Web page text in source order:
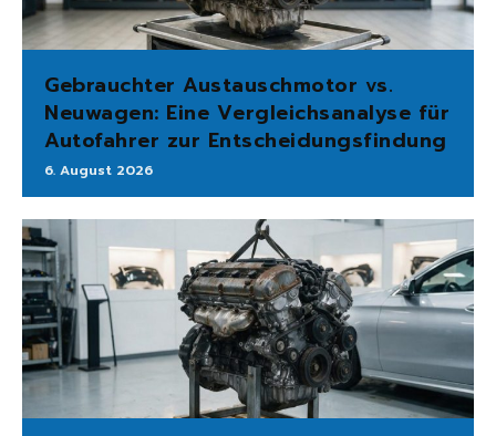
Gebrauchter Austauschmotor vs.
Neuwagen: Eine Vergleichsanalyse für
Autofahrer zur Entscheidungsfindung
6. August 2026